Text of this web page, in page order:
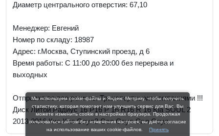
Диаметр центрального отверстия: 67,10
Менеджер: Евгений
Номер по складу: 18987
Адрес: г.Москва, Ступинский проезд, д 6
Время работы: С 11:00 до 20:00 без перерыва и
выходных
Отправка во все регионы Транспортными компаниями !!!
Диск Литой Радиус 16 Р16 Р 16 R16 R 16 Kia SOUL 2
2013-2016 Киа Кия Соул2 Сол Саул Сал Соул
Мы используем cookie-файлы и Яндекс Метрику, чтобы получить
статистику, которая помогает нам улучшить сервис для Вас. Вы
можете изменить cookie в настройках браузера. Продолжая
пользоваться сайтом без изменения настроек, вы даёте согласие
на использование ваших cookie-файлов.
Принять